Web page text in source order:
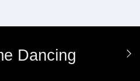
Dancing